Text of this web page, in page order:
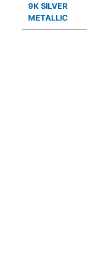
9K SILVER
METALLIC